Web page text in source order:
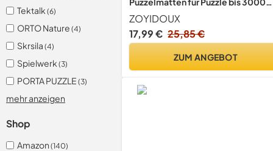
Tektalk (6)
ORTO Nature (4)
Skrsila (4)
Spielwerk (3)
PORTA PUZZLE (3)
mehr anzeigen
Shop
Amazon (140)
leicht zu lagern und zu
transportieren, Schicke Puzzles-
Geschenkbox,Riesenfilzmatte zur
ZOYIDOUX
17,99 € 25,85 €
ZUM ANGEBOT